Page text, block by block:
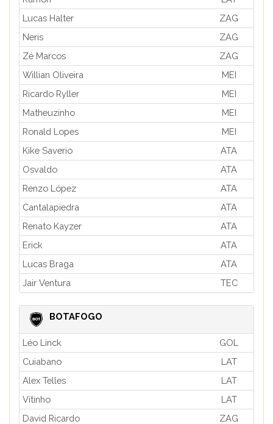
Lucas Halter
ZAG
Neris
ZAG
Zé Marcos
ZAG
Willian Oliveira
MEI
Ricardo Ryller
MEI
Matheuzinho
MEI
Ronald Lopes
MEI
Kike Saverio
ATA
Osvaldo
ATA
Renzo López
ATA
Cantalapiedra
ATA
Renato Kayzer
ATA
Erick
ATA
Lucas Braga
ATA
Jair Ventura
TEC
BOTAFOGO
Léo Linck
GOL
Cuiabano
LAT
Alex Telles
LAT
Vitinho
LAT
David Ricardo
ZAG